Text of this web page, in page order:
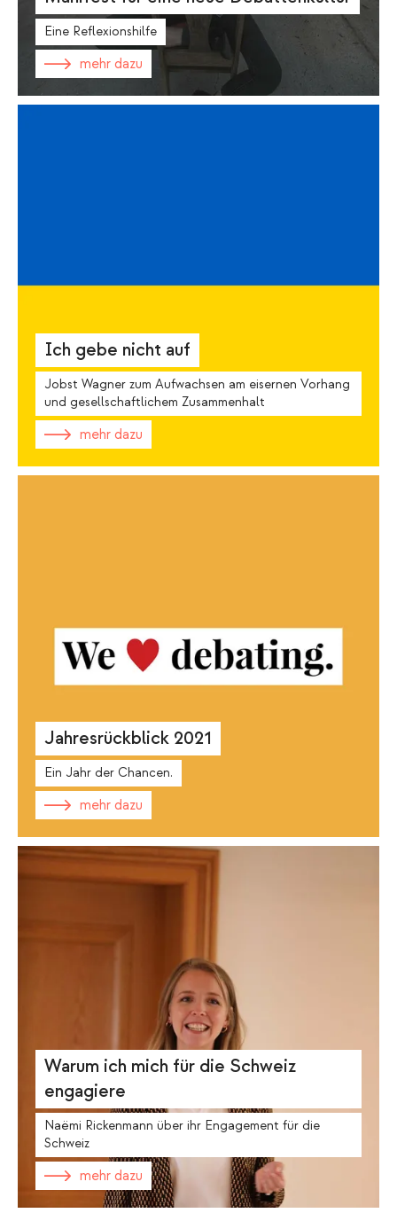
Eine Reflexionshilfe
mehr dazu
Ich gebe nicht auf
Jobst Wagner zum Aufwachsen am eisernen Vorhang
und gesellschaftlichem Zusammenhalt
mehr dazu
Jahresrückblick 2021
Ein Jahr der Chancen.
mehr dazu
Warum ich mich für die Schweiz
engagiere
Naëmi Rickenmann über ihr Engagement für die
Schweiz
mehr dazu